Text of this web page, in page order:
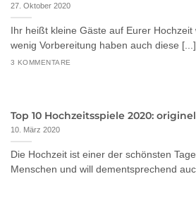
27. Oktober 2020
Ihr heißt kleine Gäste auf Eurer Hochzeit
wenig Vorbereitung haben auch diese [...]
3 KOMMENTARE
Top 10 Hochzeitsspiele 2020:
10. März 2020
Die Hochzeit ist einer der schönsten
Menschen und will dementsprechend